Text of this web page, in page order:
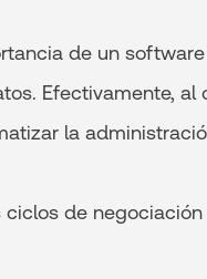
de un
Efectivamente,
la
de negociación